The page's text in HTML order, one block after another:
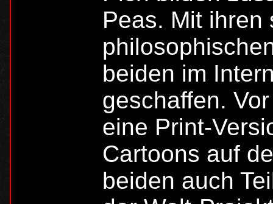
Peas. Mit ihren
beiden im
geschaffen.
eine Print-
Cartoons auf
beiden auch